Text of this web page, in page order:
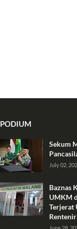
PODIUM
Sekum
July 02,
Baznas
UMKM
Terjerat
Rentenir